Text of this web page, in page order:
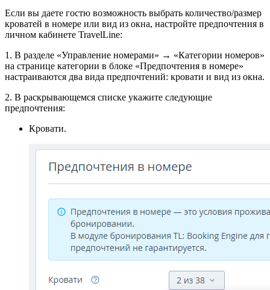
Если вы даете гостю возможность выбрать количество/размер
кроватей в номере или вид из окна, настройте предпочтения в
личном кабинете TravelLine:
1. В разделе «Управление номерами» → «Категории номеров»
на странице категории в блоке «Предпочтения в номере»
настраиваются два вида предпочтений: кровати и вид из окна.
2. В раскрывающемся списке укажите следующие
предпочтения:
Кровати.